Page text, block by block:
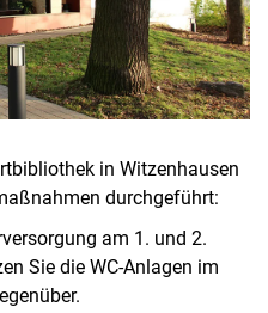
in Witzenhausen
durchgeführt:
am 1. und 2.
Sie die WC-Anlagen im